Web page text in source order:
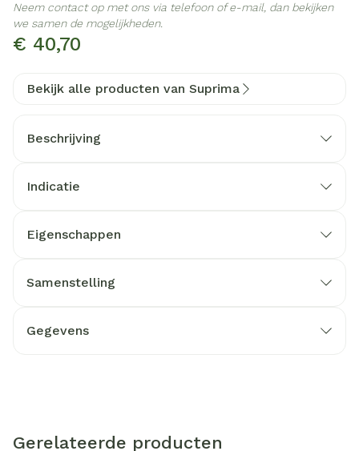
€ 40,70
Neem contact op met ons via telefoon of e-mail, dan bekijken
we samen de mogelijkheden.
Bekijk alle producten van Suprima
Beschrijving
Indicatie
Eigenschappen
Samenstelling
Gegevens
Gerelateerde producten